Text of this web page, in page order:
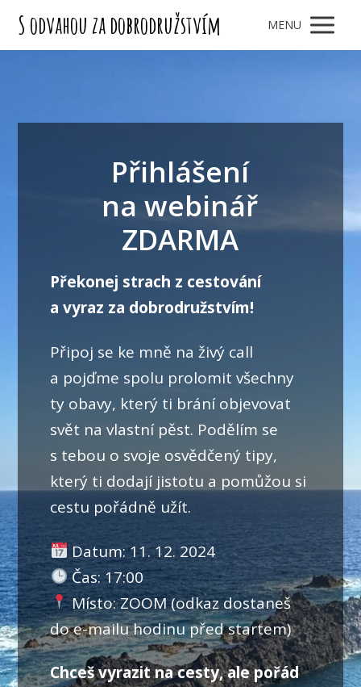
S odvahou za dobrodružstvím MENU
Přihlášení
na webinář
ZDARMA
Překonej strach z cestování
a vyraz za dobrodružstvím!
Připoj se ke mně na živý call
a pojďme spolu prolomit všechny
ty obavy, který ti brání objevovat
svět na vlastní pěst. Podělím se
s tebou o svoje osvědčený tipy,
který ti dodají jistotu a pomůžou si
cestu pořádně užít.
Datum: 11. 12. 2024
Čas: 17:00
Místo: ZOOM (odkaz dostaneš
do e-mailu hodinu před startem)
Chceš vyrazit na cesty, ale pořád